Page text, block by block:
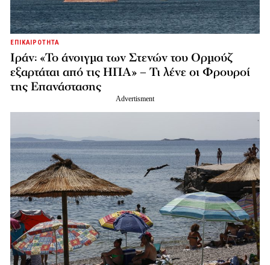
ΕΠΙΚΑΙΡΟΤΗΤΑ
Ιράν: «Το άνοιγμα των Στενών του Ορμούζ
εξαρτάται από τις ΗΠΑ» – Τι λένε οι Φρουροί
της Επανάστασης